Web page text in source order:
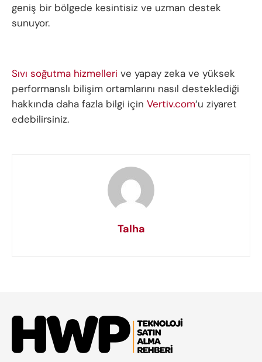
geniş bir bölgede kesintisiz ve uzman destek
sunuyor.
Sıvı soğutma hizmelleri ve yapay zeka ve yüksek
performanslı bilişim ortamlarını nasıl desteklediği
hakkında daha fazla bilgi için Vertiv.com‘u ziyaret
edebilirsiniz.
Talha